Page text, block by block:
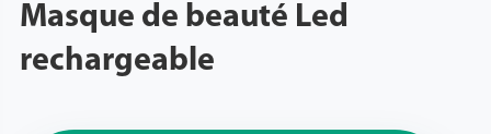
Masque de beauté Led
rechargeable